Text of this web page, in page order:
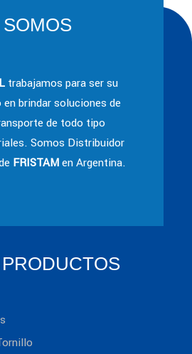
trabajamos para ser su
brindar soluciones de
de todo tipo
Somos Distribuidor
FRISTAMen Argentina.